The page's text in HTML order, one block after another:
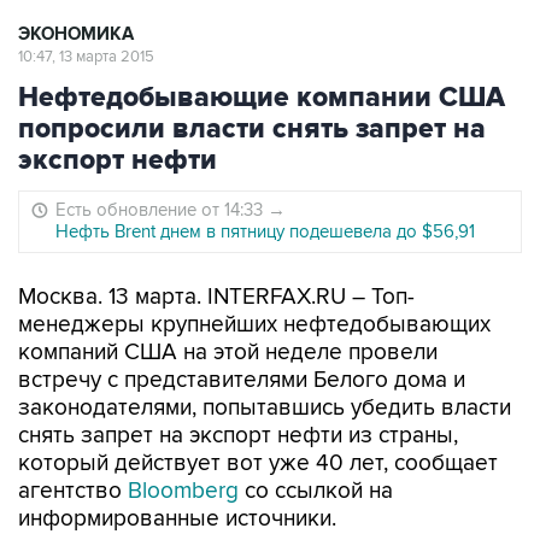
ЭКОНОМИКА
10:47, 13 марта 2015
Нефтедобывающие компании США
попросили власти снять запрет на
экспорт нефти
Есть обновление от 14:33 →
Нефть Brent днем в пятницу подешевела до $56,91
Москва. 13 марта. INTERFAX.RU – Топ-
менеджеры крупнейших нефтедобывающих
компаний США на этой неделе провели
встречу с представителями Белого дома и
законодателями, попытавшись убедить власти
снять запрет на экспорт нефти из страны,
который действует вот уже 40 лет, сообщает
агентство Bloomberg со ссылкой на
информированные источники.